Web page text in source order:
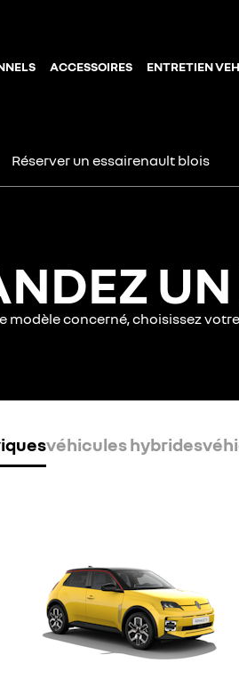
ACCESSOIRES ENTRETIEN
Réserver un essairenault blois
modèle concerné, choisissez
véhicules hybrides